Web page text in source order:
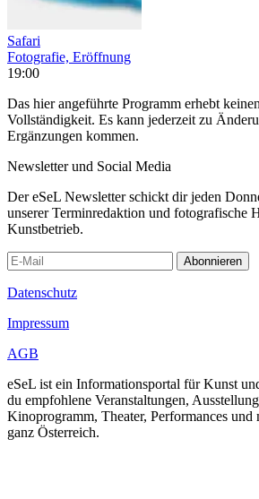
Safari
Fotografie, Eröffnung
19:00
Das hier angeführte Programm erhebt
Vollständigkeit. Es kann jederzeit zu
Ergänzungen kommen.
Newsletter und Social Media
Der eSeL Newsletter schickt dir jeden
unserer Terminredaktion und fotografische
Kunstbetrieb.
Abonnieren
Datenschutz
Impressum
AGB
eSeL ist ein Informationsportal für Kunst
du empfohlene Veranstaltungen,
Kinoprogramm, Theater, Performances und
ganz Österreich.